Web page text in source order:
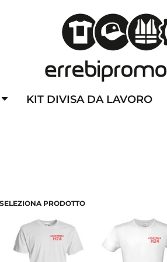
KIT DIVISA DA LAVORO
SELEZIONA PRODOTTO
CAPPELLINI PERSONALIZZATI